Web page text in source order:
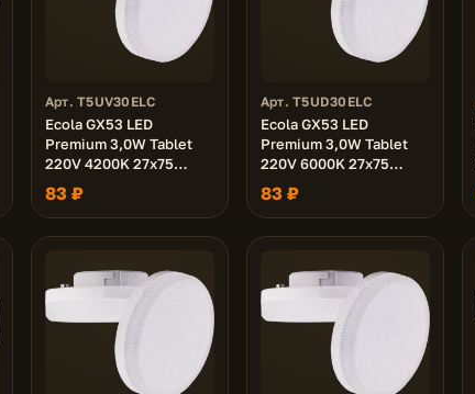
Арт. T5UV30ELC
Ecola GX53 LED
Premium 3,0W Tablet
220V 4200K 27x75
матовая 30000h
83 ₽
Арт. T5UD30ELC
Ecola GX53 LED
Premium 3,0W Tablet
220V 6000K 27x75
матовая 30000h
83 ₽